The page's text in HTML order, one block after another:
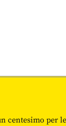
centesimo per